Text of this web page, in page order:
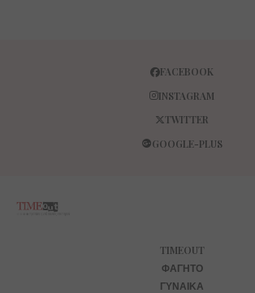
FACEBOOK
INSTAGRAM
TWITTER
GOOGLE-PLUS
TIMEOUT
ΦΑΓΗΤΌ
ΓΥΝΑΊΚΑ